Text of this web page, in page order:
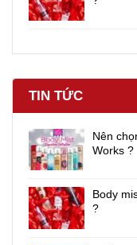
TIN TỨC
Nên
Works ?
Body
?